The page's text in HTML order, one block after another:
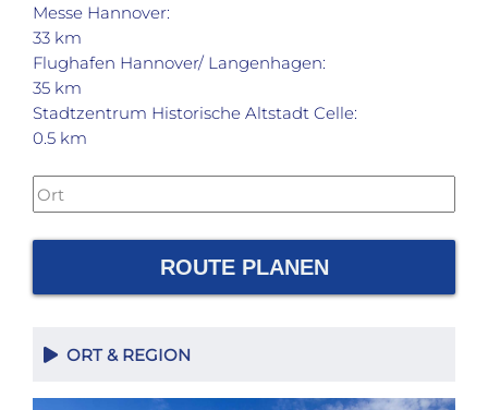
Messe Hannover:
33 km
Flughafen Hannover/ Langenhagen:
35 km
Stadtzentrum Historische Altstadt Celle:
0.5 km
ROUTE PLANEN
ORT & REGION